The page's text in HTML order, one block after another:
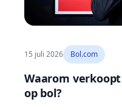
15 juli 2026 Bol.com
Waarom
op bol?